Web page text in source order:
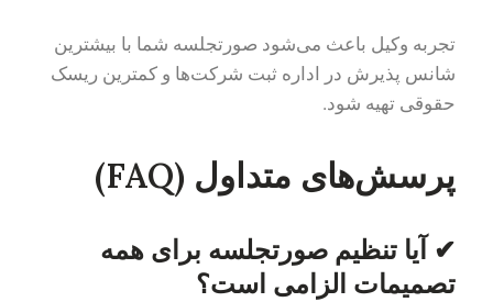
تجربه وکیل باعث می‌شود صورتجلسه شما با بیشترین
شانس پذیرش در اداره ثبت شرکت‌ها و کمترین ریسک
حقوقی تهیه شود.
پرسش‌های متداول (FAQ
)
✔ آیا تنظیم صورتجلسه برای همه
تصمیمات الزامی است؟